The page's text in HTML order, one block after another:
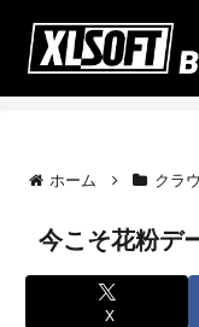
ホーム クラ
今こそ花粉デ
X